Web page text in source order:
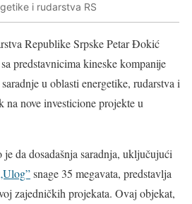
i rudarstva RS
Republike Srpske Petar Đokić
predstavnicima kineske kompanije
u oblasti energetike, rudarstva i
na nove investicione projekte u
da dosadašnja saradnja, uključujući
snage 35 megavata, predstavlja
zajedničkih projekata. Ovaj objekat,